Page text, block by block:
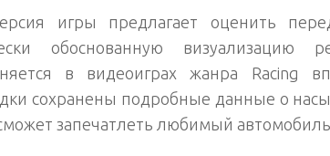
игры предлагает оценить
обоснованную
в видеоиграх жанра Racing
сохранены подробные данные о
запечатлеть любимый